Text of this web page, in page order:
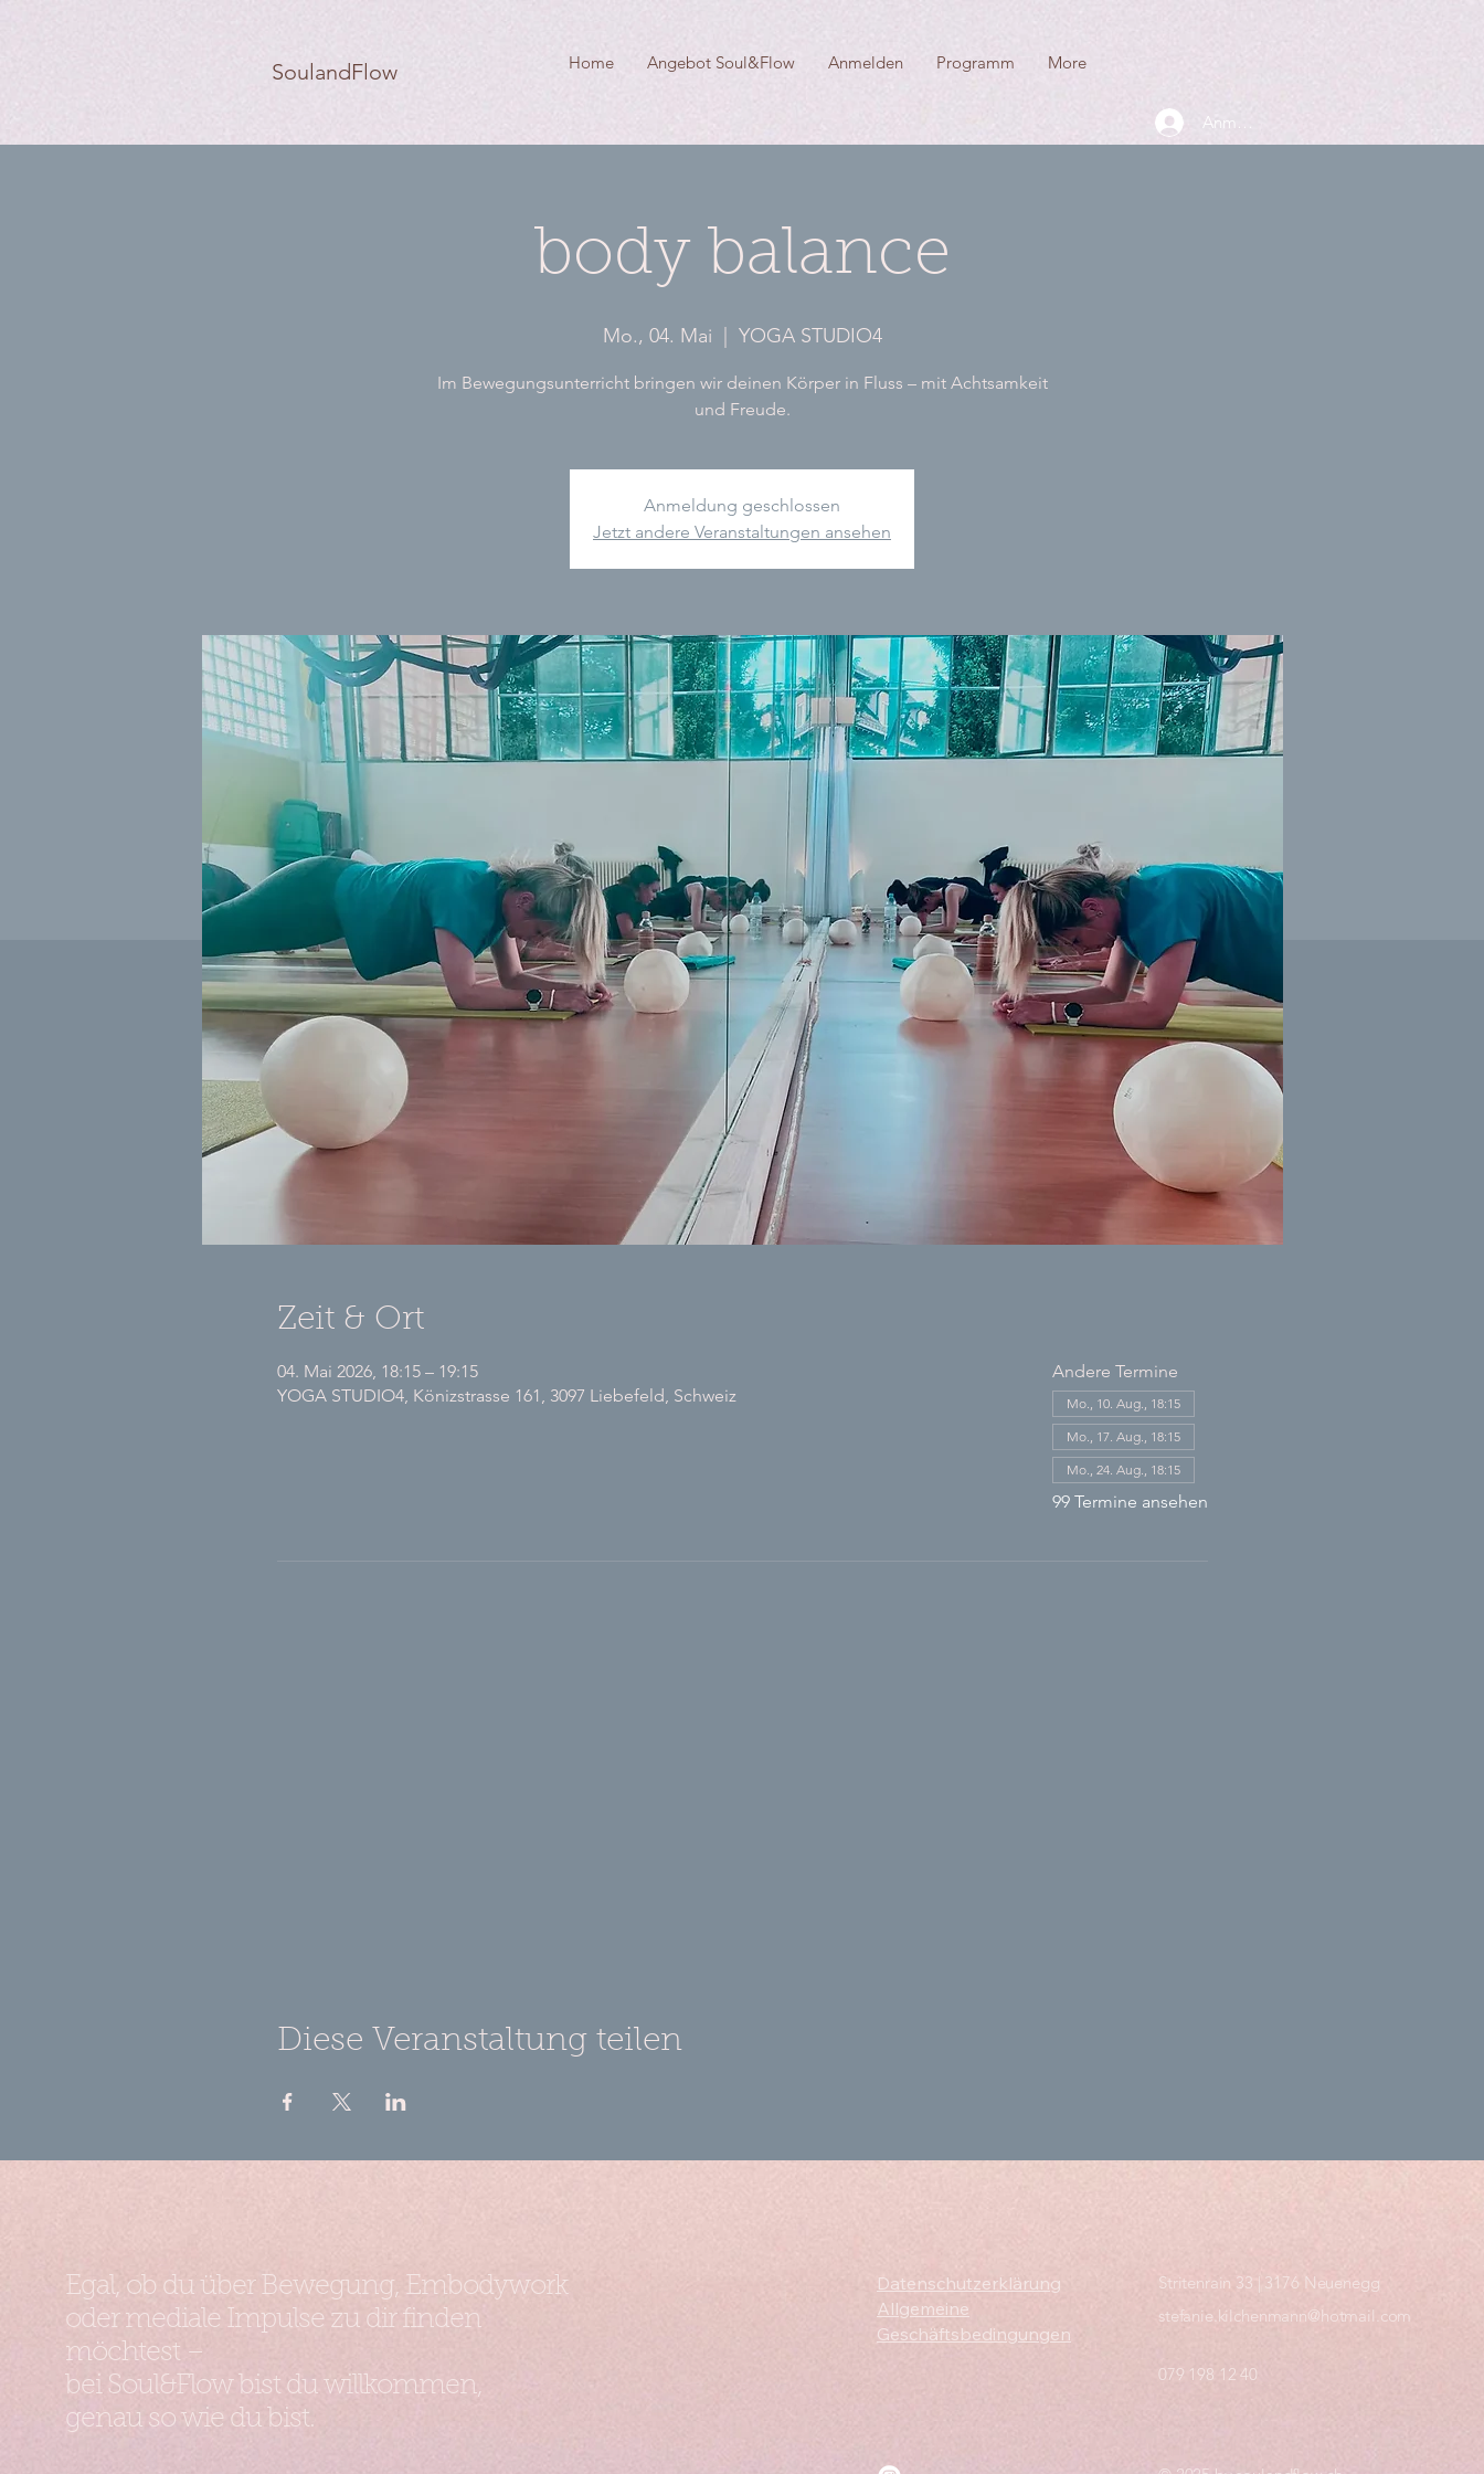
SoulandFlow Home Angebot Soul&Flow Anmelden Programm More
Anmelden
body balance
Mo., 04. Mai YOGA STUDIO4
Im Bewegungsunterricht bringen wir deinen Körper in Fluss – mit Achtsamkeit
und Freude.
Anmeldung geschlossen
Jetzt andere Veranstaltungen ansehen
Zeit & Ort
04. Mai 2026, 18:15 – 19:15
YOGA STUDIO4, Könizstrasse 161, 3097 Liebefeld, Schweiz
Andere Termine
Mo., 10. Aug., 18:15
Mo., 17. Aug., 18:15
Mo., 24. Aug., 18:15
99 Termine ansehen
Diese Veranstaltung teilen
Egal, ob du über Bewegung, Embodywork
oder mediale Impulse zu dir finden
möchtest –
bei Soul&Flow bist du willkommen,
genau so wie du bist.
Datenschutzerklärung
Allgemeine
Geschäftsbedingungen
Stritenrain 33 | 3176 Neuenegg
stefanie.kilchenmann@hotmail.com
079 198 12 40